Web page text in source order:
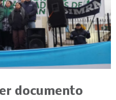
documento